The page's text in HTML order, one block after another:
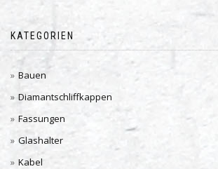
KATEGORIEN
Bauen
Diamantschliffkappen
Fassungen
Glashalter
Kabel